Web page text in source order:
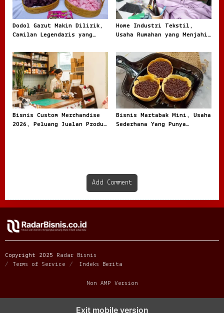
Dodol Garut Makin Dilirik,
Camilan Legendaris yang
Home Industri Tekstil,
Usaha Rumahan yang Menjahit
Bisnis Custom Merchandise
2026, Peluang Jualan Produk
Bisnis Martabak Mini, Usaha
Sederhana Yang Punya
Add Comment
Copyright 2025 Radar Bisnis
Terms of Service
Indeks Berita
Non AMP Version
Exit mobile version